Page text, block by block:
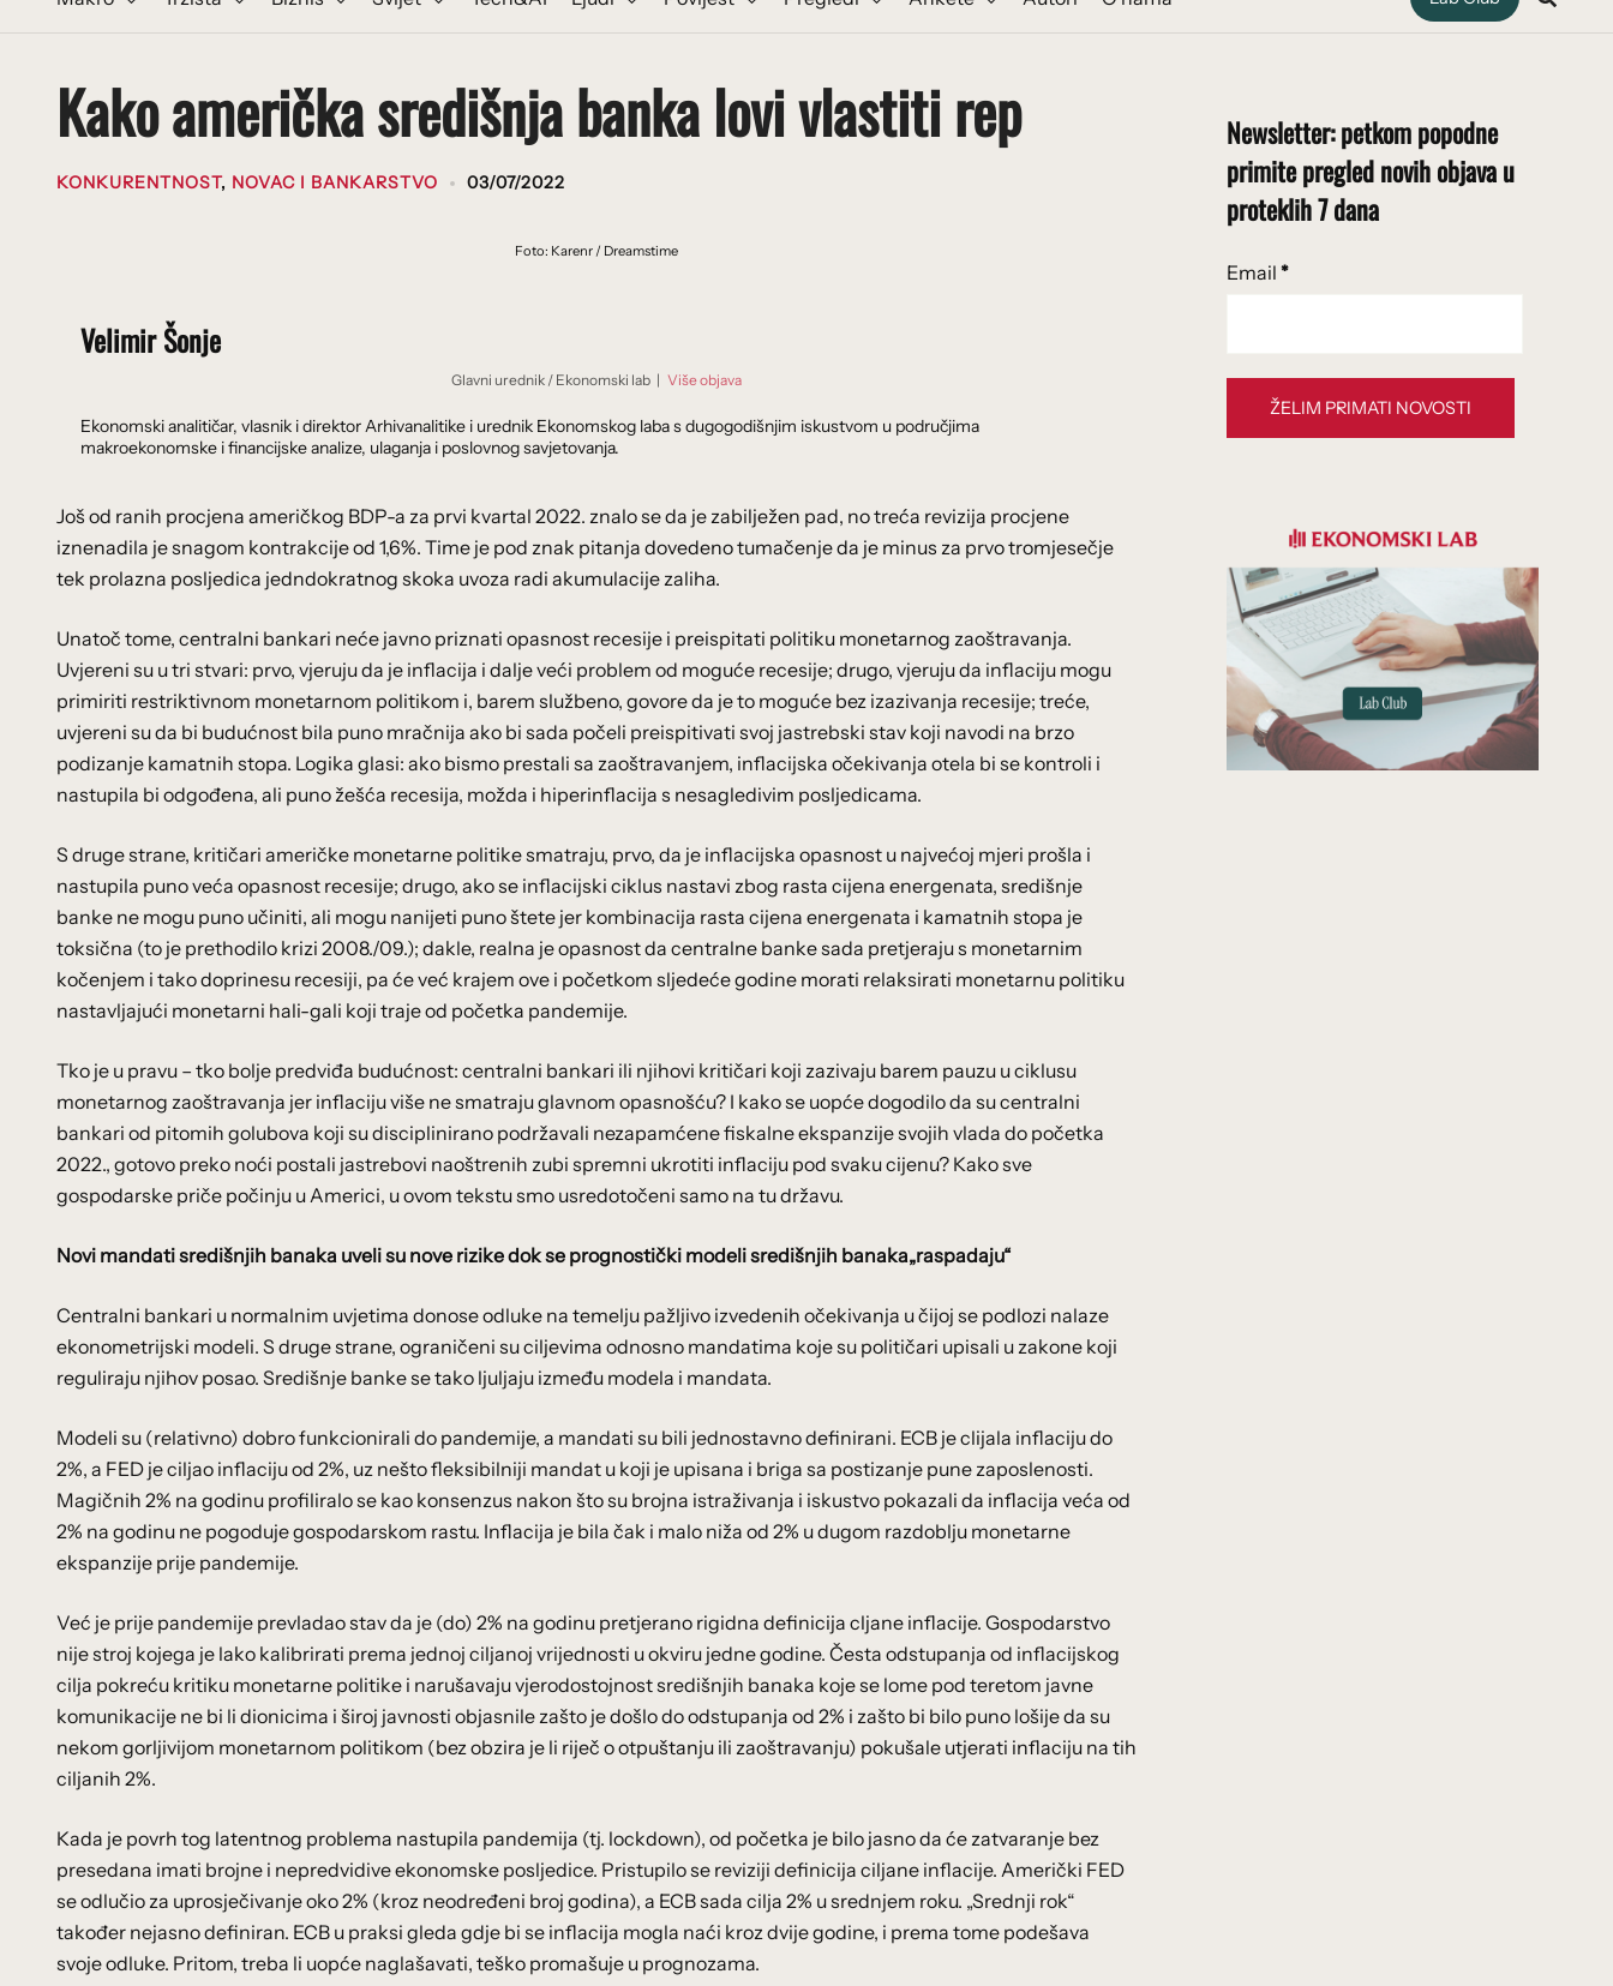
Kako američka središnja banka lovi vlastiti rep
KONKURENTNOST, NOVAC I BANKARSTVO 03/07/2022
Foto: Karenr / Dreamstime
Velimir Šonje
Glavni urednik / Ekonomski lab | Više objava
Ekonomski analitičar, vlasnik i direktor Arhivanalitike i urednik Ekonomskog laba s dugogodišnjim iskustvom u područjima
makroekonomske i financijske analize, ulaganja i poslovnog savjetovanja.
Još od ranih procjena američkog BDP-a za prvi kvartal 2022. znalo se da je zabilježen pad, no treća revizija procjene
iznenadila je snagom kontrakcije od 1,6%. Time je pod znak pitanja dovedeno tumačenje da je minus za prvo tromjesečje
tek prolazna posljedica jedndokratnog skoka uvoza radi akumulacije zaliha.
Unatoč tome, centralni bankari neće javno priznati opasnost recesije i preispitati politiku monetarnog zaoštravanja.
Uvjereni su u tri stvari: prvo, vjeruju da je inflacija i dalje veći problem od moguće recesije; drugo, vjeruju da inflaciju mogu
primiriti restriktivnom monetarnom politikom i, barem službeno, govore da je to moguće bez izazivanja recesije; treće,
uvjereni su da bi budućnost bila puno mračnija ako bi sada počeli preispitivati svoj jastrebski stav koji navodi na brzo
podizanje kamatnih stopa. Logika glasi: ako bismo prestali sa zaoštravanjem, inflacijska očekivanja otela bi se kontroli i
nastupila bi odgođena, ali puno žešća recesija, možda i hiperinflacija s nesagledivim posljedicama.
S druge strane, kritičari američke monetarne politike smatraju, prvo, da je inflacijska opasnost u najvećoj mjeri prošla i
nastupila puno veća opasnost recesije; drugo, ako se inflacijski ciklus nastavi zbog rasta cijena energenata, središnje
banke ne mogu puno učiniti, ali mogu nanijeti puno štete jer kombinacija rasta cijena energenata i kamatnih stopa je
toksična (to je prethodilo krizi 2008./09.); dakle, realna je opasnost da centralne banke sada pretjeraju s monetarnim
kočenjem i tako doprinesu recesiji, pa će već krajem ove i početkom sljedeće godine morati relaksirati monetarnu politiku
nastavljajući monetarni hali-gali koji traje od početka pandemije.
Tko je u pravu – tko bolje predviđa budućnost: centralni bankari ili njihovi kritičari koji zazivaju barem pauzu u ciklusu
monetarnog zaoštravanja jer inflaciju više ne smatraju glavnom opasnošću? I kako se uopće dogodilo da su centralni
bankari od pitomih golubova koji su disciplinirano podržavali nezapamćene fiskalne ekspanzije svojih vlada do početka
2022., gotovo preko noći postali jastrebovi naoštrenih zubi spremni ukrotiti inflaciju pod svaku cijenu? Kako sve
gospodarske priče počinju u Americi, u ovom tekstu smo usredotočeni samo na tu državu.
Novi mandati središnjih banaka uveli su nove rizike dok se prognostički modeli središnjih banaka„raspadaju“
Centralni bankari u normalnim uvjetima donose odluke na temelju pažljivo izvedenih očekivanja u čijoj se podlozi nalaze
ekonometrijski modeli. S druge strane, ograničeni su ciljevima odnosno mandatima koje su političari upisali u zakone koji
reguliraju njihov posao. Središnje banke se tako ljuljaju između modela i mandata.
Modeli su (relativno) dobro funkcionirali do pandemije, a mandati su bili jednostavno definirani. ECB je clijala inflaciju do
2%, a FED je ciljao inflaciju od 2%, uz nešto fleksibilniji mandat u koji je upisana i briga sa postizanje pune zaposlenosti.
Magičnih 2% na godinu profiliralo se kao konsenzus nakon što su brojna istraživanja i iskustvo pokazali da inflacija veća od
2% na godinu ne pogoduje gospodarskom rastu. Inflacija je bila čak i malo niža od 2% u dugom razdoblju monetarne
ekspanzije prije pandemije.
Već je prije pandemije prevladao stav da je (do) 2% na godinu pretjerano rigidna definicija cljane inflacije. Gospodarstvo
nije stroj kojega je lako kalibrirati prema jednoj ciljanoj vrijednosti u okviru jedne godine. Česta odstupanja od inflacijskog
cilja pokreću kritiku monetarne politike i narušavaju vjerodostojnost središnjih banaka koje se lome pod teretom javne
komunikacije ne bi li dionicima i široj javnosti objasnile zašto je došlo do odstupanja od 2% i zašto bi bilo puno lošije da su
nekom gorljivijom monetarnom politikom (bez obzira je li riječ o otpuštanju ili zaoštravanju) pokušale utjerati inflaciju na tih
ciljanih 2%.
Kada je povrh tog latentnog problema nastupila pandemija (tj. lockdown), od početka je bilo jasno da će zatvaranje bez
presedana imati brojne i nepredvidive ekonomske posljedice. Pristupilo se reviziji definicija ciljane inflacije. Američki FED
se odlučio za uprosječivanje oko 2% (kroz neodređeni broj godina), a ECB sada cilja 2% u srednjem roku. „Srednji rok“
također nejasno definiran. ECB u praksi gleda gdje bi se inflacija mogla naći kroz dvije godine, i prema tome podešava
svoje odluke. Pritom, treba li uopće naglašavati, teško promašuje u prognozama.
Newsletter: petkom popodne
primite pregled novih objava u
proteklih 7 dana
Email *